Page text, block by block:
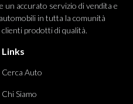
un accurato servizio di vendita e
in tutta la comunità
prodotti di qualità.
Links
Cerca Auto
Chi Siamo